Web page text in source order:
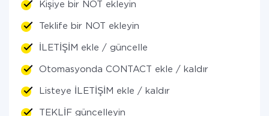
Kişiye bir NOT ekleyin
Teklife bir NOT ekleyin
İLETİŞİM ekle / güncelle
Otomasyonda CONTACT ekle / kaldır
Listeye İLETİŞİM ekle / kaldır
TEKLİF güncelleyin